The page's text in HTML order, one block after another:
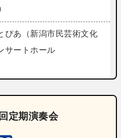
ぴあ（新潟市民芸術文化
サートホール
定期演奏会